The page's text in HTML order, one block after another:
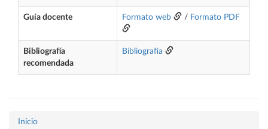
Guía docente Formato web / Formato PDF
Bibliografía
recomendada
Bibliografía
Inicio